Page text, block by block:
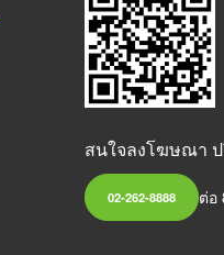
สนใจลงโฆษณา
02-262-8888 ต่อ